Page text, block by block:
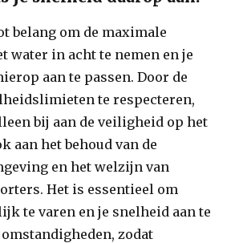
belang om de maximale
water in acht te nemen en je
aan te passen. Door de
te respecteren,
bij aan de veiligheid op het
aan het behoud van de
en het welzijn van
Het is essentieel om
te varen en je snelheid aan te
omstandigheden, zodat